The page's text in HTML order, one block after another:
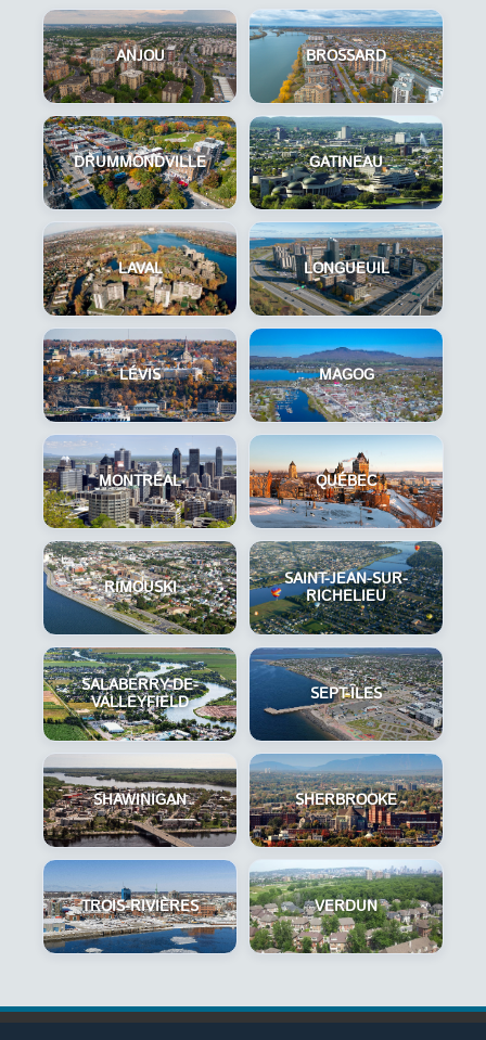
ANJOU BROSSARD
DRUMMONDVILLE GATINEAU
LAVAL LONGUEUIL
LÉVIS MAGOG
MONTRÉAL QUÉBEC
RIMOUSKI
SAINT-JEAN-SUR-
RICHELIEU
SALABERRY-DE-
VALLEYFIELD
SEPT-ÎLES
SHAWINIGAN SHERBROOKE
TROIS-RIVIÈRES VERDUN